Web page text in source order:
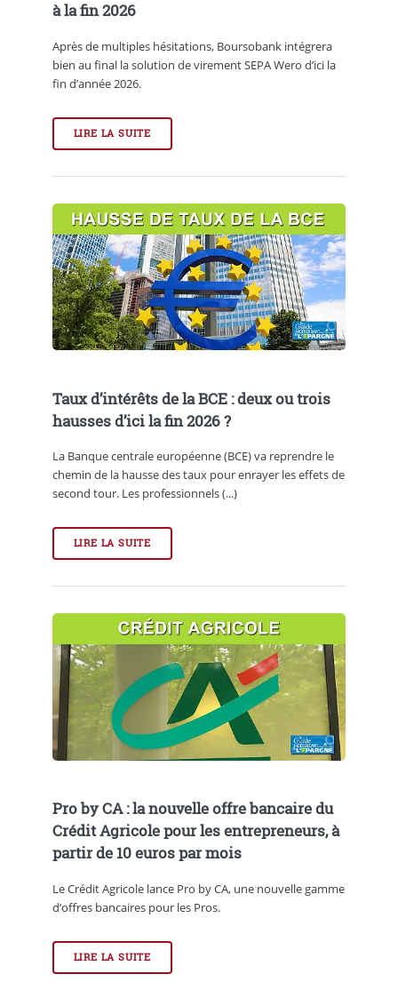
à la fin 2026
Après de multiples hésitations, Boursobank intégrera
bien au final la solution de virement SEPA Wero d’ici la
fin d’année 2026.
LIRE LA SUITE
Taux d’intérêts de la BCE : deux ou trois
hausses d’ici la fin 2026 ?
La Banque centrale européenne (BCE) va reprendre le
chemin de la hausse des taux pour enrayer les effets de
second tour. Les professionnels (...)
LIRE LA SUITE
Pro by CA : la nouvelle offre bancaire du
Crédit Agricole pour les entrepreneurs, à
partir de 10 euros par mois
Le Crédit Agricole lance Pro by CA, une nouvelle gamme
d’offres bancaires pour les Pros.
LIRE LA SUITE